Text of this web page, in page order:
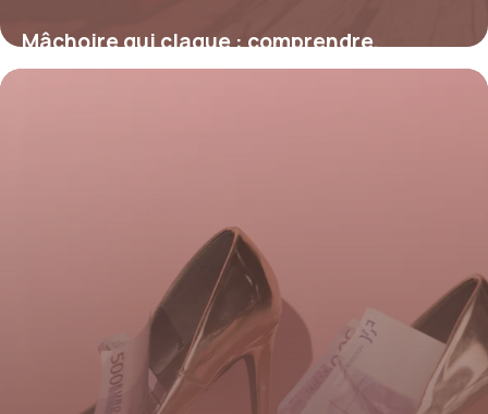
Mâchoire qui claque : comprendre,
prévenir et agir face à ce symptôme